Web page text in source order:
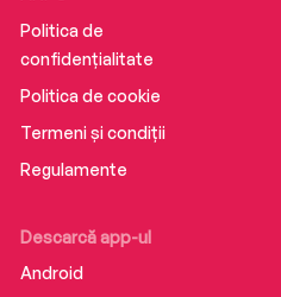
Descarcă app-ul
Android
Politica de
confidențialitate
Politica de cookie
Termeni și condiții
Regulamente